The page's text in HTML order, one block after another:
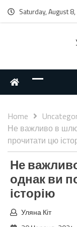
Saturday, August
Home
Не важливо в
прочитати цю
Не
однак ви
історію
Уляна Кіт